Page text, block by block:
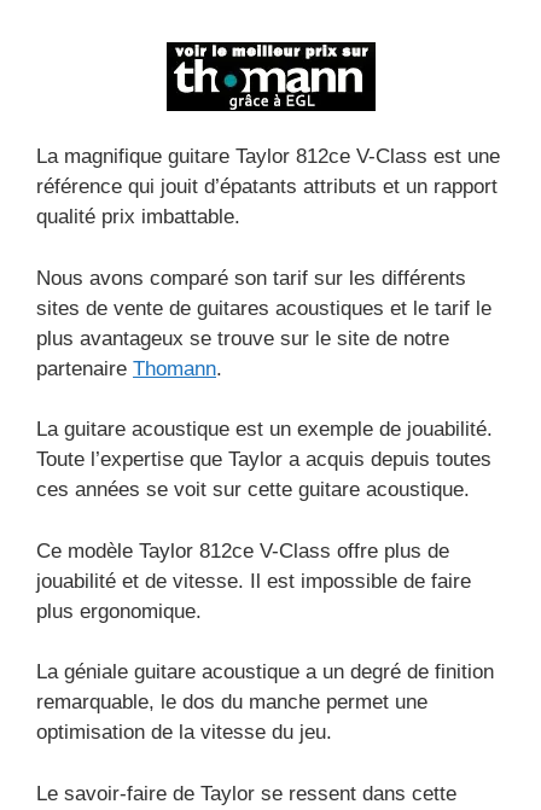
La magnifique guitare Taylor 812ce V-Class est une
référence qui jouit d’épatants attributs et un rapport
qualité prix imbattable.
Nous avons comparé son tarif sur les différents
sites de vente de guitares acoustiques et le tarif le
plus avantageux se trouve sur le site de notre
partenaire Thomann.
La guitare acoustique est un exemple de jouabilité.
Toute l’expertise que Taylor a acquis depuis toutes
ces années se voit sur cette guitare acoustique.
Ce modèle Taylor 812ce V-Class offre plus de
jouabilité et de vitesse. Il est impossible de faire
plus ergonomique.
La géniale guitare acoustique a un degré de finition
remarquable, le dos du manche permet une
optimisation de la vitesse du jeu.
Le savoir-faire de Taylor se ressent dans cette